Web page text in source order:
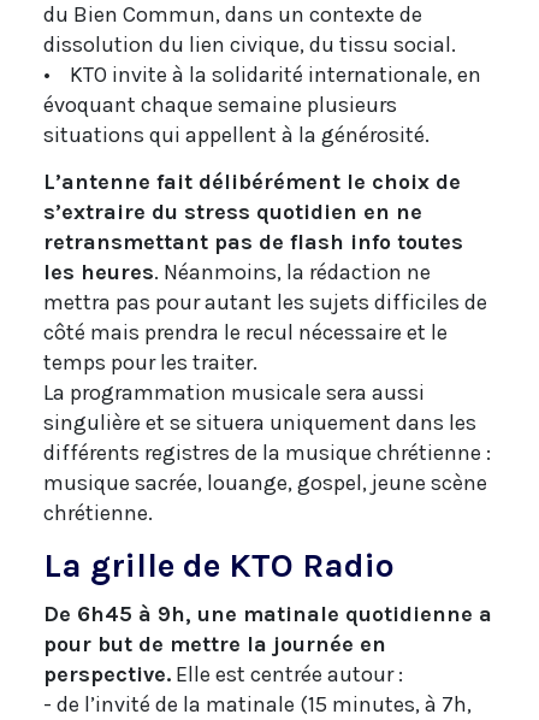
du Bien Commun, dans un contexte de
dissolution du lien civique, du tissu social.
• KTO invite à la solidarité internationale, en
évoquant chaque semaine plusieurs
situations qui appellent à la générosité.
L’antenne fait délibérément le choix de
s’extraire du stress quotidien en ne
retransmettant pas de flash info toutes
les heures. Néanmoins, la rédaction ne
mettra pas pour autant les sujets difficiles de
côté mais prendra le recul nécessaire et le
temps pour les traiter.
La programmation musicale sera aussi
singulière et se situera uniquement dans les
différents registres de la musique chrétienne :
musique sacrée, louange, gospel, jeune scène
chrétienne.
La grille de KTO Radio
De 6h45 à 9h, une matinale quotidienne a
pour but de mettre la journée en
perspective. Elle est centrée autour :
- de l’invité de la matinale (15 minutes, à 7h,